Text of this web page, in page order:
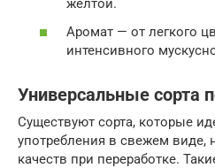
желтой.
Аромат — от легкого
интенсивного
Универсальные сорта
Существуют сорта, которые
употребления в свежем виде,
качеств при переработке.